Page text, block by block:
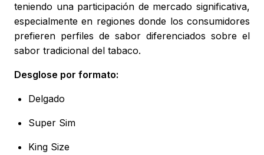
teniendo una participación de mercado significativa,
especialmente en regiones donde los consumidores
prefieren perfiles de sabor diferenciados sobre el
sabor tradicional del tabaco.
Desglose por formato:
Delgado
Super Sim
King Size